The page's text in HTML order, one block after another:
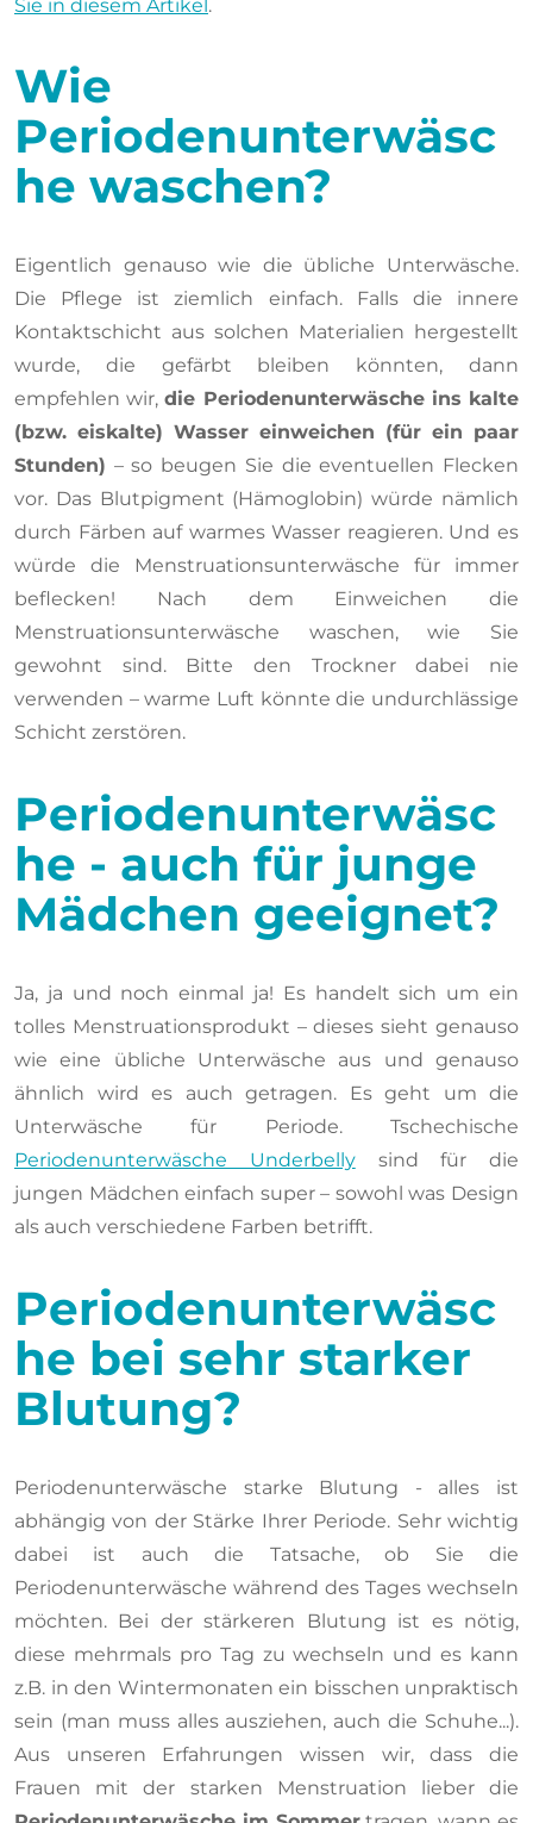
Sie in diesem Artikel .
Wie
Periodenunterwäsc
he waschen?
Eigentlich genauso wie die übliche Unterwäsche.
Die Pflege ist ziemlich einfach. Falls die innere
Kontaktschicht aus solchen Materialien hergestellt
wurde, die gefärbt bleiben könnten, dann
empfehlen wir,die Periodenunterwäsche ins kalte
(bzw. eiskalte) Wasser einweichen (für ein paar
Stunden) – so beugen Sie die eventuellen Flecken
vor. Das Blutpigment (Hämoglobin) würde nämlich
durch Färben auf warmes Wasser reagieren. Und es
würde die Menstruationsunterwäsche für immer
beflecken! Nach dem Einweichen die
Menstruationsunterwäsche waschen, wie Sie
gewohnt sind. Bitte den Trockner dabei nie
verwenden – warme Luft könnte die undurchlässige
Schicht zerstören.
Periodenunterwäsc
he - auch für junge
Mädchen geeignet?
Ja, ja und noch einmal ja! Es handelt sich um ein
tolles Menstruationsprodukt – dieses sieht genauso
wie eine übliche Unterwäsche aus und genauso
ähnlich wird es auch getragen. Es geht um die
Unterwäsche für Periode. Tschechische
Periodenunterwäsche Underbellysind für die
jungen Mädchen einfach super – sowohl was Design
als auch verschiedene Farben betrifft.
Periodenunterwäsc
he bei sehr starker
Blutung?
Periodenunterwäsche starke Blutung - alles ist
abhängig von der Stärke Ihrer Periode. Sehr wichtig
dabei ist auch die Tatsache, ob Sie die
Periodenunterwäsche während des Tages wechseln
möchten. Bei der stärkeren Blutung ist es nötig,
diese mehrmals pro Tag zu wechseln und es kann
z.B. in den Wintermonaten ein bisschen unpraktisch
sein (man muss alles ausziehen, auch die Schuhe...).
Aus unseren Erfahrungen wissen wir, dass die
Frauen mit der starken Menstruation lieber die